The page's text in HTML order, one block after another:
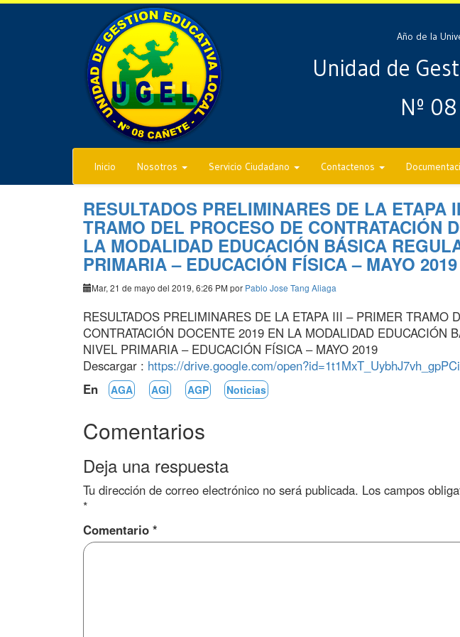
Año de la
Unidad de
Nº
Inicio Nosotros Servicio Ciudadano Contactenos
RESULTADOS PRELIMINARES DE LA ETAPA
TRAMO DEL PROCESO DE CONTRATACIÓN
LA MODALIDAD EDUCACIÓN BÁSICA
PRIMARIA – EDUCACIÓN FÍSICA – MAYO 2019
Mar, 21 de mayo del 2019, 6:26 PM por Pablo Jose Tang Aliaga
RESULTADOS PRELIMINARES DE LA ETAPA III – PRIMER TRAMO
CONTRATACIÓN DOCENTE 2019 EN LA MODALIDAD EDUCACIÓN
NIVEL PRIMARIA – EDUCACIÓN FÍSICA – MAYO 2019
Descargar : https://drive.google.com/
En
AGA AGI AGP Noticias
Comentarios
Deja una respuesta
Tu dirección de correo electrónico no será publicada. Los campos
*
Comentario *